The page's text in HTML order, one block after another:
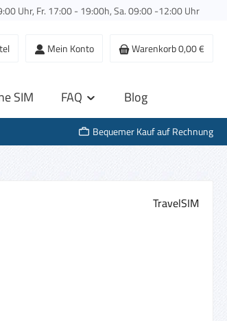
Uhr, Fr. 17:00 - 19:00h, Sa. 09:00 -12:00 Uhr
Mein Konto Warenkorb0,00 €
SIM FAQ Blog
Bequemer Kauf auf Rechnung
TravelSIM